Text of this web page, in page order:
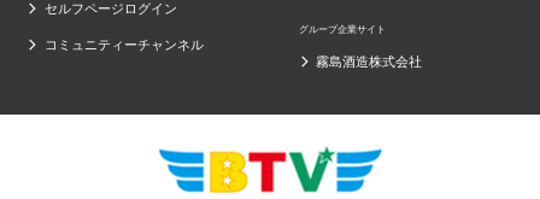
セルフページログイン
コミュニティーチャンネル
グループ企業サイト
霧島酒造株式会社